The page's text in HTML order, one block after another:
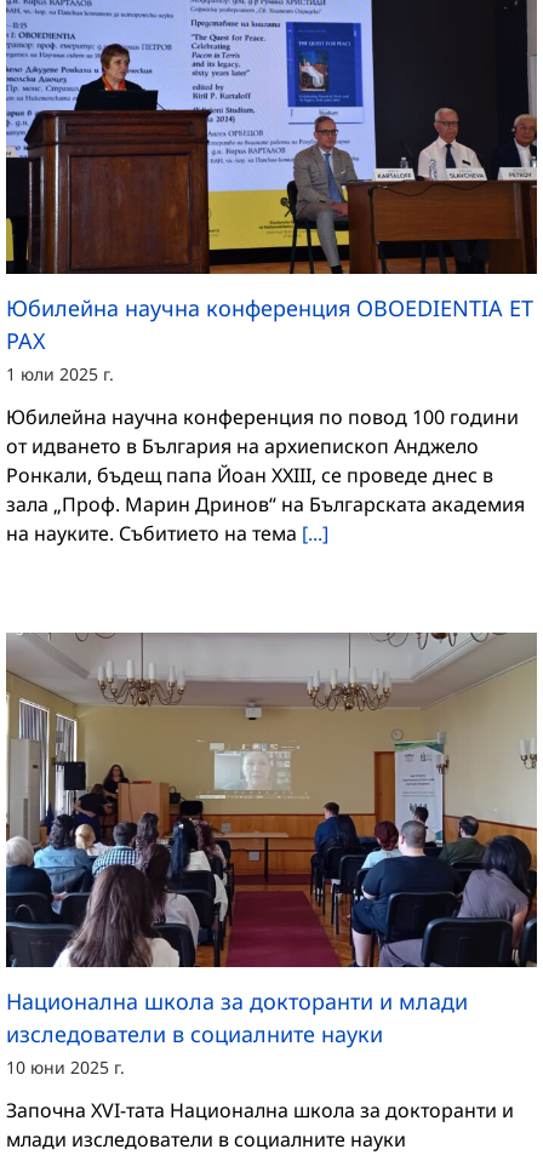
Юбилейна научна конференция OBOEDIENTIA ET
PAX
1 юли 2025 г.
Юбилейна научна конференция по повод 100 години
от идването в България на архиепископ Анджело
Ронкали, бъдещ папа Йоан XXIII, се проведе днес в
зала „Проф. Марин Дринов“ на Българската академия
на науките. Събитието на тема [...]
Национална школа за докторанти и млади
изследователи в социалните науки
10 юни 2025 г.
Започна XVI-тата Национална школа за докторанти и
млади изследователи в социалните науки